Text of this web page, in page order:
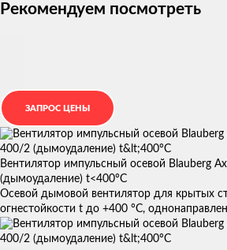
Рекомендуем посмотреть
Вентилятор импульсный осевой Blauberg
(дымоудаление) t<400°С
Осевой дымовой вентилятор для крытых
огнестойкости t до +400 °С,